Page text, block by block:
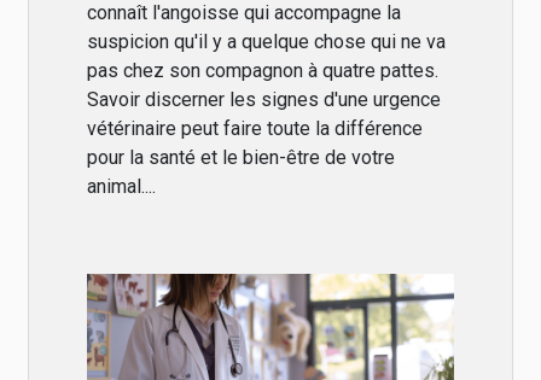
connaît l'angoisse qui accompagne la
suspicion qu'il y a quelque chose qui ne va
pas chez son compagnon à quatre pattes.
Savoir discerner les signes d'une urgence
vétérinaire peut faire toute la différence
pour la santé et le bien-être de votre
animal....